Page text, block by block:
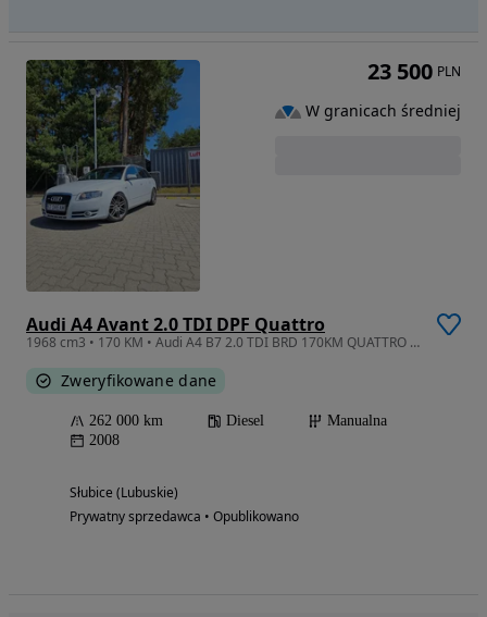
Audi A4 Avant 2.0 TDI DPF Quattro
1968 cm3 • 170 KM • Audi A4 B7 2.0 TDI BRD 170KM QUATTRO 2008r.
Zweryfikowane dane
262 000 km Diesel
Manualna
2008
Słubice (Lubuskie)
Prywatny sprzedawca • Opublikowano
23 500 PLN
W granicach średniej